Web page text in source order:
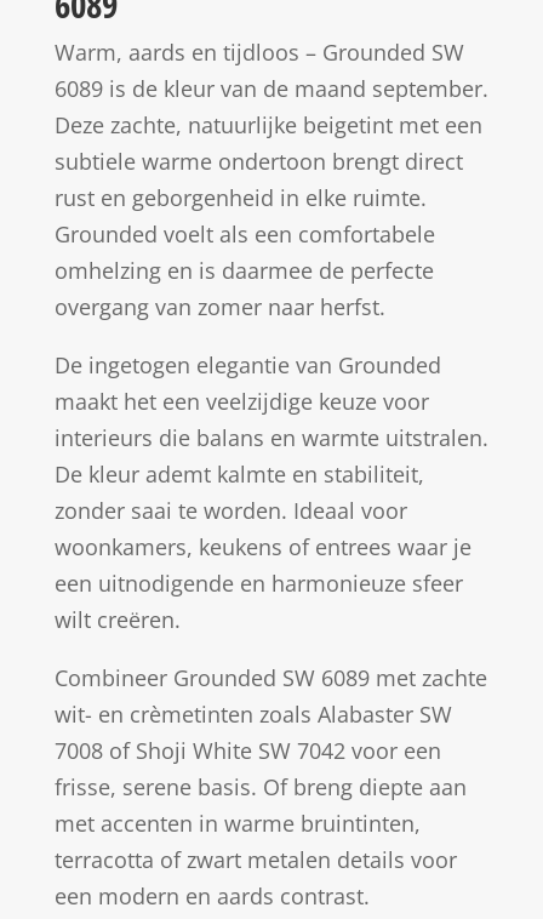
Warm, aards en tijdloos – Grounded SW
6089 is de kleur van de maand september.
Deze zachte, natuurlijke beigetint met een
subtiele warme ondertoon brengt direct
rust en geborgenheid in elke ruimte.
Grounded voelt als een comfortabele
omhelzing en is daarmee de perfecte
overgang van zomer naar herfst.
De ingetogen elegantie van Grounded
maakt het een veelzijdige keuze voor
interieurs die balans en warmte uitstralen.
De kleur ademt kalmte en stabiliteit,
zonder saai te worden. Ideaal voor
woonkamers, keukens of entrees waar je
een uitnodigende en harmonieuze sfeer
wilt creëren.
Combineer Grounded SW 6089 met zachte
wit- en crèmetinten zoals Alabaster SW
7008 of Shoji White SW 7042 voor een
frisse, serene basis. Of breng diepte aan
met accenten in warme bruintinten,
terracotta of zwart metalen details voor
een modern en aards contrast.